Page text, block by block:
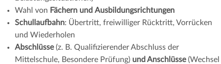
Wahl von Fächern und Ausbildungsrichtungen
Schullaufbahn: Übertritt, freiwilliger Rücktritt, Vorrücken
und Wiederholen
Abschlüsse(z. B. Qualifizierender Abschluss der
Mittelschule, Besondere Prüfung) und Anschlüsse(Wechsel